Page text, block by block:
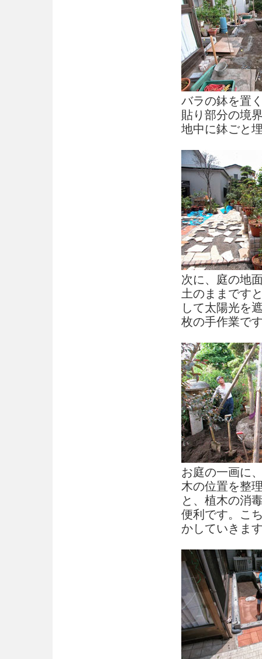
バラの鉢を置
貼り部分の境
地中に鉢ごと
次に、庭の地
土のままです
して太陽光を
枚の手作業で
お庭の一画に
木の位置を整
と、植木の消
便利です。こ
かしていきま